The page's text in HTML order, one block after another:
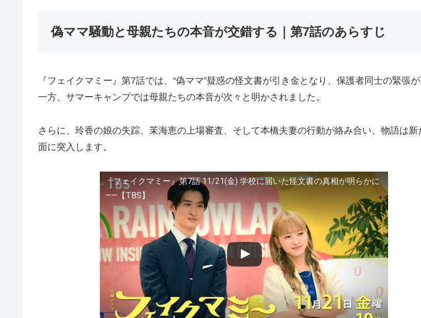
偽ママ騒動と母親たちの本音が交錯する｜第7話のあらすじ
『フェイクマミー』第7話では、“偽ママ”疑惑の怪文書が引き金となり、保護者同士の緊張
一方、サマーキャンプでは母親たちの本音が次々と明かされました。
さらに、玲香の娘の失踪、茉海恵の上場審査、そして本橋夫妻の行動が絡み合い、物語は新
面に突入します。
『フェイクマミー』第7話 11/21(金) 学校に届いた怪文書の真相が明らかに
――【TBS】